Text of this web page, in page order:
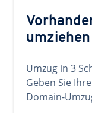
umziehen
Umzug in 3
Geben Sie
Domain-